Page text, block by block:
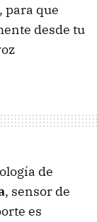
, para que
desde tu
de
, sensor de
es